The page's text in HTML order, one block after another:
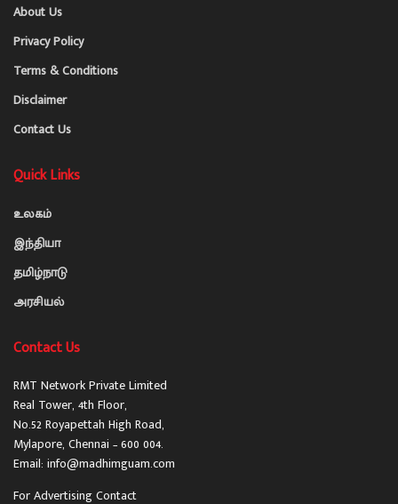
About Us
Privacy Policy
Terms & Conditions
Disclaimer
Contact Us
Quick Links
உலகம்
இந்தியா
தமிழ்நாடு
அரசியல்
Contact Us
RMT Network Private Limited
Real Tower, 4th Floor,
No.52 Royapettah High Road,
Mylapore, Chennai – 600 004.
Email: info@madhimguam.com
For Advertising Contact